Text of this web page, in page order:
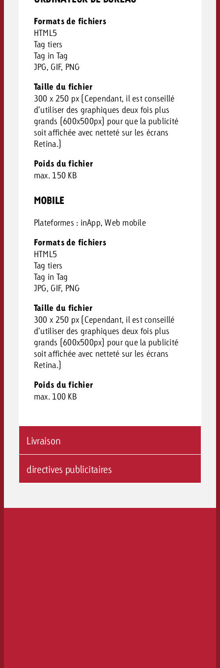
Formats de fichiers
HTML5
Tag tiers
Tag in Tag
JPG, GIF, PNG
Taille du fichier
300 x 250 px (Cependant, il est conseillé
d’utiliser des graphiques deux fois plus
grands (600x500px) pour que la publicité
soit affichée avec netteté sur les écrans
Retina.)
Poids du fichier
max. 150 KB
MOBILE
Plateformes : inApp, Web mobile
Formats de fichiers
HTML5
Tag tiers
Tag in Tag
JPG, GIF, PNG
Taille du fichier
300 x 250 px (Cependant, il est conseillé
d’utiliser des graphiques deux fois plus
grands (600x500px) pour que la publicité
soit affichée avec netteté sur les écrans
Retina.)
Poids du fichier
max. 100 KB
Livraison
directives publicitaires